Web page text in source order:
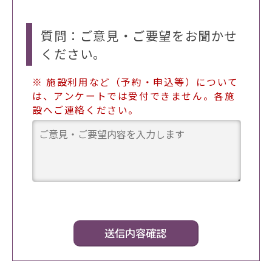
質問：ご意見・ご要望をお聞かせ
ください。
※ 施設利用など（予約・申込等）について
は、アンケートでは受付できません。各施
設へご連絡ください。